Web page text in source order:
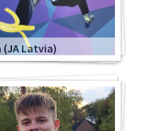
Latvia)